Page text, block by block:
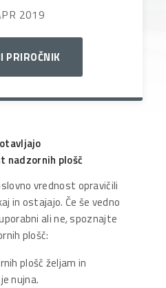
2019
PRIROČNIK
nadzornih plošč
vrednost opravičili
in ostajajo. Če še vedno
ali ne,spoznajte
plošč:
plošč željam in
nujna.